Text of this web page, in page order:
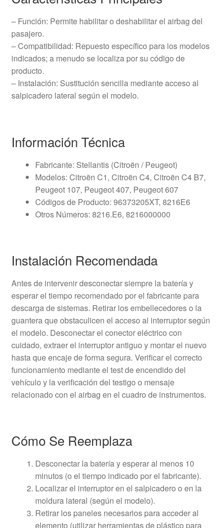
– Función: Permite habilitar o deshabilitar el airbag del
pasajero.
– Compatibilidad: Repuesto específico para los modelos
indicados; a menudo se localiza por su código de
producto.
– Instalación: Sustitución sencilla mediante acceso al
salpicadero lateral según el modelo.
Información Técnica
Fabricante: Stellantis (Citroën / Peugeot)
Modelos: Citroën C1, Citroën C4, Citroën C4 B7,
Peugeot 107, Peugeot 407, Peugeot 607
Códigos de Producto: 96373205XT, 8216E6
Otros Números: 8216.E6, 8216000000
Instalación Recomendada
Antes de intervenir desconectar siempre la batería y
esperar el tiempo recomendado por el fabricante para
descarga de sistemas. Retirar los embellecedores o la
guantera que obstaculicen el acceso al interruptor según
el modelo. Desconectar el conector eléctrico con
cuidado, extraer el interruptor antiguo y montar el nuevo
hasta que encaje de forma segura. Verificar el correcto
funcionamiento mediante el test de encendido del
vehículo y la verificación del testigo o mensaje
relacionado con el airbag en el cuadro de instrumentos.
Cómo Se Reemplaza
Desconectar la batería y esperar al menos 10
minutos (o el tiempo indicado por el fabricante).
Localizar el interruptor en el salpicadero o en la
moldura lateral (según el modelo).
Retirar los paneles necesarios para acceder al
elemento (utilizar herramientas de plástico para